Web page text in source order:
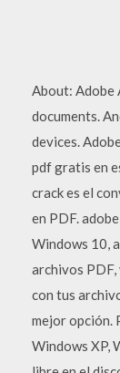
About: Adobe
documents.
devices.
pdf gratis en
crack es el
en PDF.
Windows 10,
archivos
con tus
mejor opción.
Windows XP,